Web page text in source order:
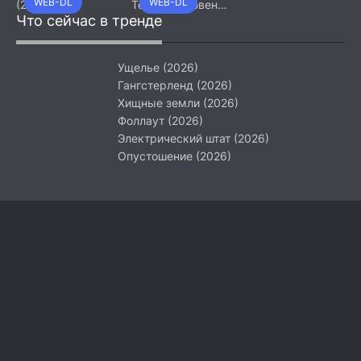
(2026)
Тёмный уровень
(2026)
Что сейчас в тренде
Ущелье (2026)
Гангстерленд (2026)
Хищные земли (2026)
Фоллаут (2026)
Электрический штат (2026)
Опустошение (2026)